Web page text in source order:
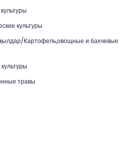
культуры
Картофель,овощные и бахчевые
травы